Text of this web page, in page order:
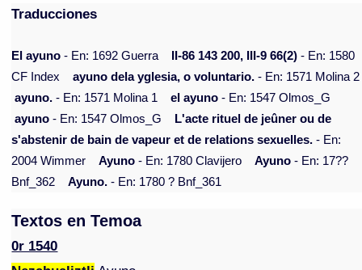
Traducciones
El ayuno - En: 1692 Guerra II-86 143 200, III-9 66(2) - En: 1580
CF Index
ayuno dela yglesia, o voluntario. - En: 1571 Molina 2
ayuno. - En: 1571 Molina 1 el ayuno - En: 1547 Olmos_G
ayuno - En: 1547 Olmos_G
L'acte rituel de jeûner ou de
s'abstenir de bain de vapeur et de relations sexuelles. - En:
2004 Wimmer
Ayuno - En: 1780 Clavijero Ayuno - En: 17??
Bnf_362
Ayuno. - En: 1780 ? Bnf_361
Textos en Temoa
0r 1540